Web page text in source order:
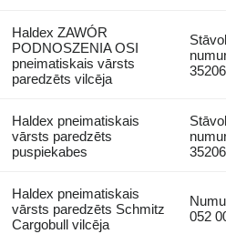
Haldex ZAWÓR
PODNOSZENIA OSI
pneimatiskais vārsts
paredzēts vilcēja
Haldex pneimatiskais
vārsts paredzēts
puspiekabes
Haldex pneimatiskais
vārsts paredzēts Schmitz
Cargobull vilcēja
052